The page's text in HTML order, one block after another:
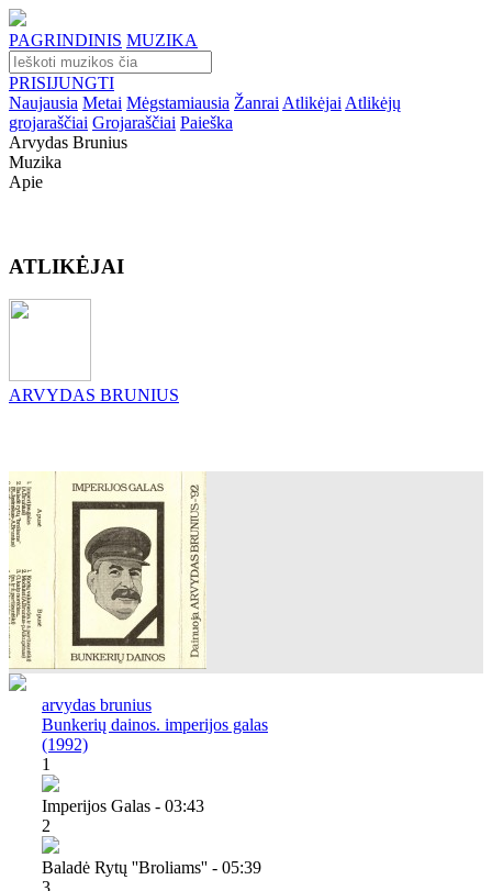
PAGRINDINIS MUZIKA
PRISIJUNGTI
Naujausia Metai Mėgstamiausia Žanrai Atlikėjai Atlikėjų
grojaraščiai Grojaraščiai Paieška
Arvydas Brunius
Muzika
Apie
ATLIKĖJAI
ARVYDAS BRUNIUS
arvydas brunius
Bunkerių dainos. imperijos galas
(1992)
1
Imperijos Galas - 03:43
2
Baladė Rytų ''broliams'' - 05:39